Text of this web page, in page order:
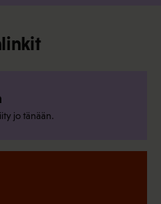
jo tänään.